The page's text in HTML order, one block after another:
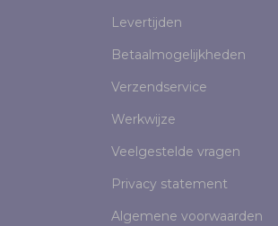
Levertijden
Betaalmogelijkheden
Verzendservice
Werkwijze
Veelgestelde vragen
Privacy statement
Algemene voorwaarden